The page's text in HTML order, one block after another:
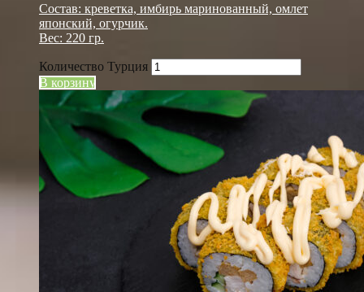
Состав: креветка, имбирь маринованный, омлет
японский, огурчик.
Вес: 220 гр.
Количество Турция
В корзину